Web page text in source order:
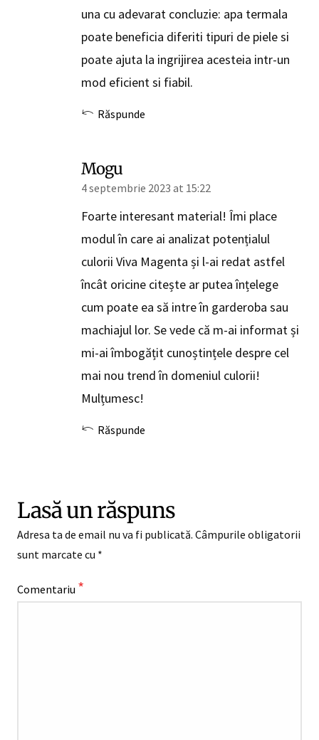
una cu adevarat concluzie: apa termala
poate beneficia diferiti tipuri de piele si
poate ajuta la ingrijirea acesteia intr-un
mod eficient si fiabil.
Răspunde
Mogu
4 septembrie 2023 at 15:22
Foarte interesant material! Îmi place
modul în care ai analizat potențialul
culorii Viva Magenta și l-ai redat astfel
încât oricine citește ar putea înțelege
cum poate ea să intre în garderoba sau
machiajul lor. Se vede că m-ai informat și
mi-ai îmbogățit cunoștințele despre cel
mai nou trend în domeniul culorii!
Mulțumesc!
Răspunde
Lasă un răspuns
Adresa ta de email nu va fi publicată. Câmpurile obligatorii
sunt marcate cu *
Comentariu *